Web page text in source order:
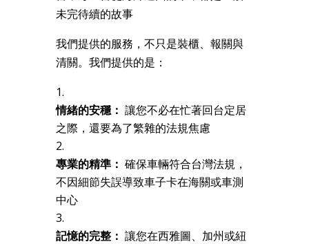
未完待續的故事
我們提供的服務，不只是裝櫃、報關與
清關。我們提供的是：
情緒的安穩： 讓您不必在忙著回台定居
之際，還要為了繁雜的法規焦慮
專業的精準： 確保車輛符合台灣法規，
不因細節失誤導致車子卡在海關或車測
中心
記憶的完整： 讓您在西雅圖、加州或紐